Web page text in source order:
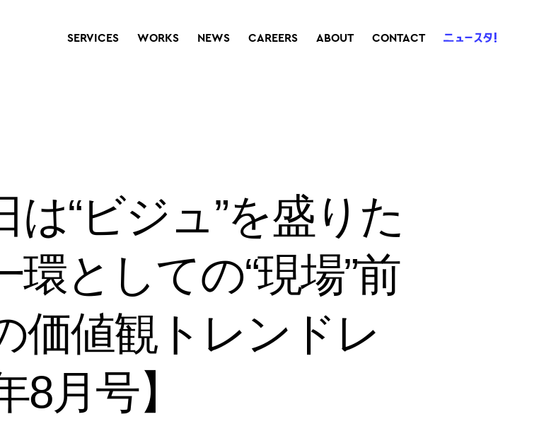
SERVICES WORKS NEWS CAREERS ABOUT CONTACT
“ビジュ”を盛りた
としての“現場”前
価値観トレンドレ
月号】